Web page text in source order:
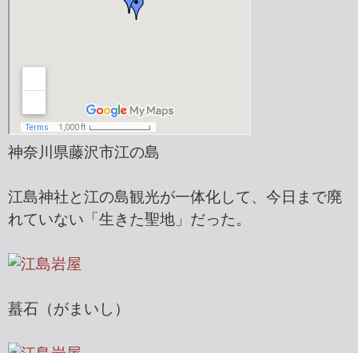
神奈川県藤沢市江の島
江島神社と江の島観光が一体化して、今日まで廃
れていない「生きた聖地」だった。
蟇石（がまいし）